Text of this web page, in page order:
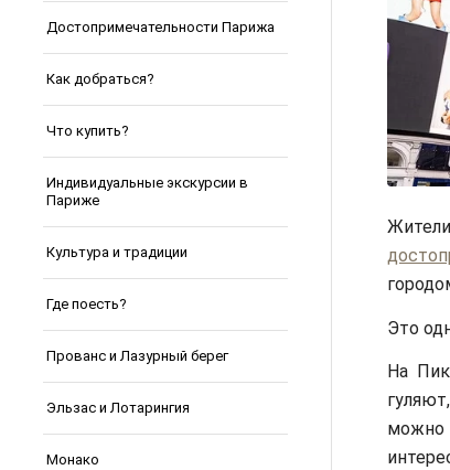
Достопримечательности Парижа
Как добраться?
Что купить?
Индивидуальные экскурсии в
Париже
Культура и традиции
Где поесть?
Прованс и Лазурный берег
Эльзас и Лотарингия
Монако
Это
На